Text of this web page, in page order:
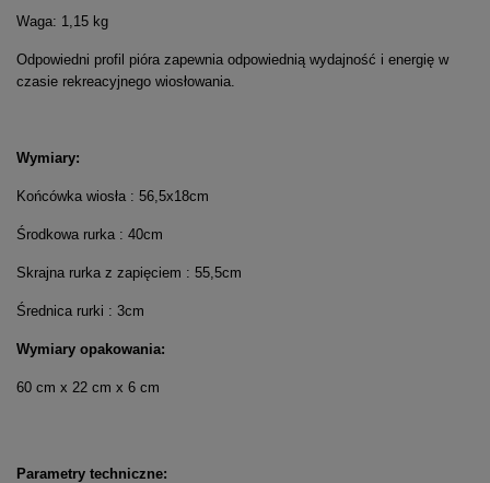
Waga: 1,15 kg
Odpowiedni profil pióra zapewnia odpowiednią wydajność i energię w
czasie rekreacyjnego wiosłowania.
Wymiary:
Końcówka wiosła : 56,5x18cm
Środkowa rurka : 40cm
Skrajna rurka z zapięciem : 55,5cm
Średnica rurki : 3cm
Wymiary opakowania:
60 cm x 22 cm x 6 cm
Parametry techniczne: